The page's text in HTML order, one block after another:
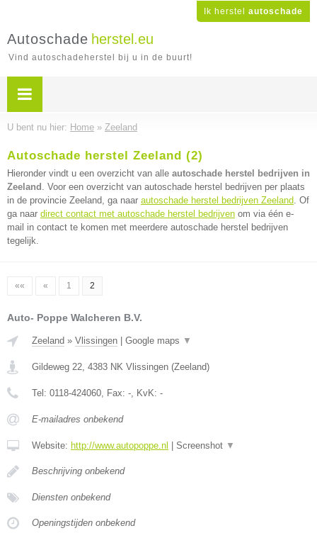
Ik herstel autoschade
Autoschade herstel.eu
Vind autoschadeherstel bij u in de buurt!
U bent nu hier: Home » Zeeland
Autoschade herstel Zeeland (2)
Hieronder vindt u een overzicht van alle autoschade herstel bedrijven in
Zeeland . Voor een overzicht van autoschade herstel bedrijven per plaats
in de provincie Zeeland, ga naar autoschade herstel bedrijven Zeeland. Of
ga naar direct contact met autoschade herstel bedrijven om via één e-
mail in contact te komen met meerdere autoschade herstel bedrijven
tegelijk.
«« « 1 2
Auto- Poppe Walcheren B.V.
Zeeland » Vlissingen Google maps ▼
Gildeweg 22, 4383 NK Vlissingen (Zeeland)
Tel: 0118-424060, Fax: -, KvK: -
E-mailadres onbekend
Website: http://www.autopoppe.nl Screenshot ▼
Beschrijving onbekend
Diensten onbekend
Openingstijden onbekend